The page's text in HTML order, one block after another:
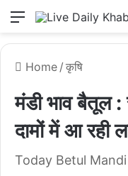
Menu
Home / कृषि
मंडी भाव बैतूल
दामों में आ रही
Today Betul